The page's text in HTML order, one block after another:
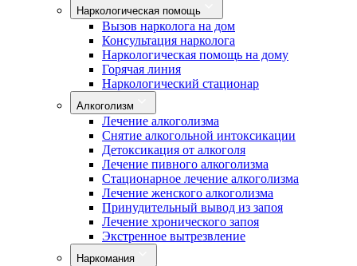
Наркологическая помощь
Вызов нарколога на дом
Консультация нарколога
Наркологическая помощь на дому
Горячая линия
Наркологический стационар
Алкоголизм
Лечение алкоголизма
Снятие алкогольной интоксикации
Детоксикация от алкоголя
Лечение пивного алкоголизма
Стационарное лечение алкоголизма
Лечение женского алкоголизма
Принудительный вывод из запоя
Лечение хронического запоя
Экстренное вытрезвление
Наркомания